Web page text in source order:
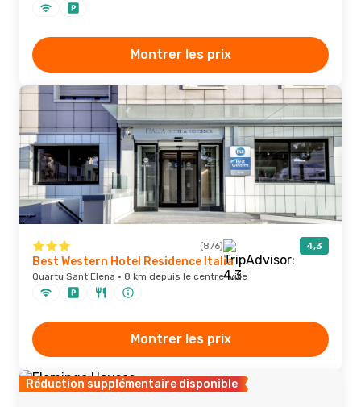
Montrer les prix
(876) 4,3
Best Western Hotel Residence Italia
Quartu Sant'Elena · 8 km depuis le centre-ville
Montrer les prix
Réduction supplémentaire disponible